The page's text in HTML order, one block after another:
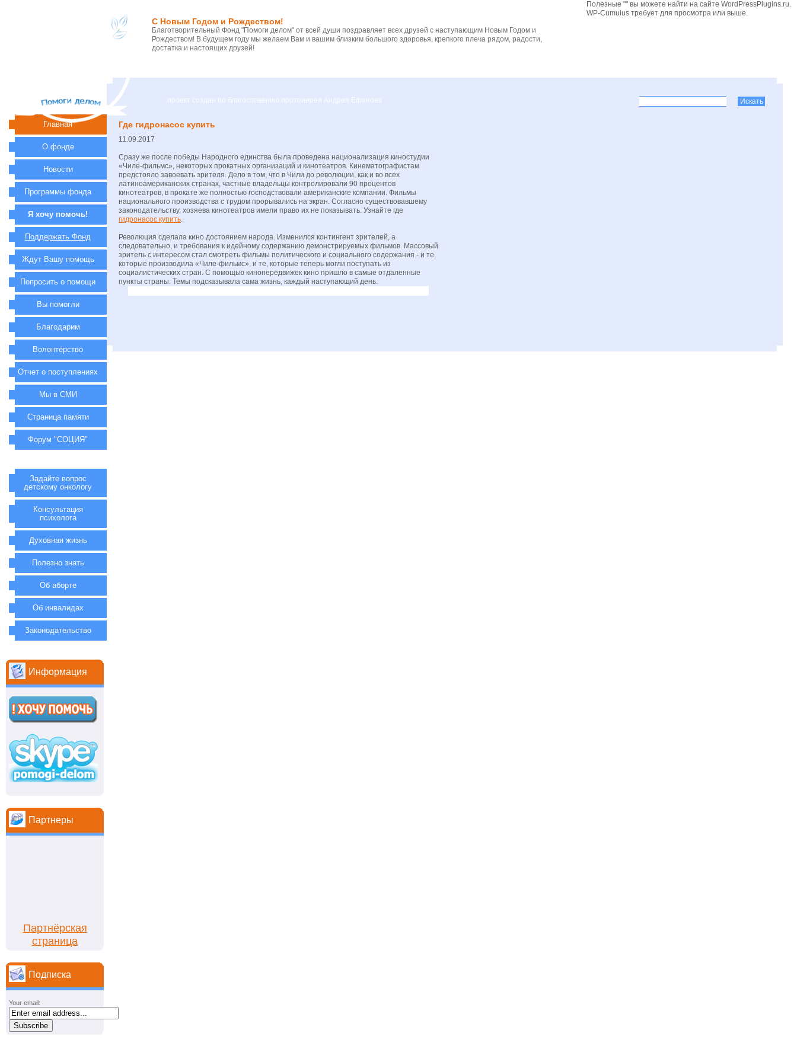
С Новым Годом и Рождеством!
Благотворительный Фонд "Помоги делом" от всей души поздравляет всех друзей с наступающим Новым Годом и
Рождеством! В будущем году мы желаем Вам и вашим близким большого здоровья, крепкого плеча рядом, радости,
достатка и настоящих друзей!
Полезные "" вы можете найти на сайте WordPressPlugins.ru.
WP-Cumulus требует для просмотра или выше.
проект создан по благословению протоиерея Андрея Ефанова
Где гидронасос купить
11.09.2017
Сразу же после победы Народного единства была проведена национализация киностудии
«Чиле-фильмс», некоторых прокатных организаций и кинотеатров. Кинематографистам
предстояло завоевать зрителя. Дело в том, что в Чили до революции, как и во всех
латиноамериканских странах, частные владельцы контролировали 90 процентов
кинотеатров, в прокате же полностью господствовали американские компании. Фильмы
национального производства с трудом прорывались на экран. Согласно существовавшему
законодательству, хозяева кинотеатров имели право их не показывать. Узнайте где
гидронасос купить.
Революция сделала кино достоянием народа. Изменился контингент зрителей, а
следовательно, и требования к идейному содержанию демонстрируемых фильмов. Массовый
зритель с интересом стал смотреть фильмы политического и социального содержания - и те,
которые производила «Чиле-фильмс», и те, которые теперь могли поступать из
социалистических стран. С помощью кинопередвижек кино пришло в самые отдаленные
пункты страны. Темы подсказывала сама жизнь, каждый наступающий день.
Главная
О фонде
Новости
Программы фонда
Я хочу помочь!
Поддержать Фонд
Ждут Вашу помощь
Попросить о помощи
Вы помогли
Благодарим
Волонтёрство
Отчет о поступлениях
Мы в СМИ
Страница памяти
Форум "СОЦИЯ"
Задайте вопрос
детскому онкологу
Консультация
психолога
Духовная жизнь
Полезно знать
Об аборте
Об инвалидах
Законодательство
Информация
Партнеры
Партнёрская
страница
Подписка
Your email: